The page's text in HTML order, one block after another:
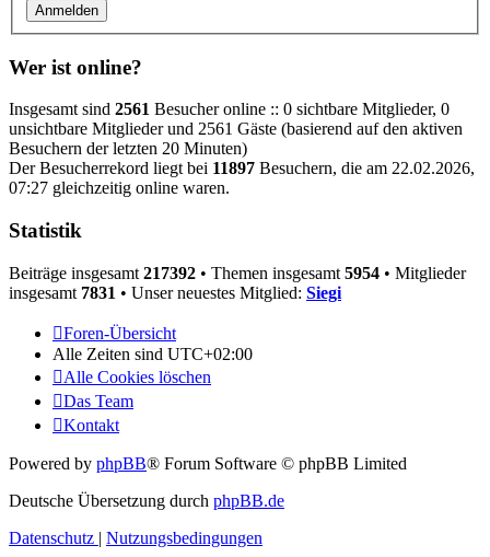
Wer ist online?
Insgesamt sind 2561 Besucher online :: 0 sichtbare Mitglieder, 0
unsichtbare Mitglieder und 2561 Gäste (basierend auf den aktiven
Besuchern der letzten 20 Minuten)
Der Besucherrekord liegt bei 11897 Besuchern, die am 22.02.2026,
07:27 gleichzeitig online waren.
Statistik
Beiträge insgesamt 217392 • Themen insgesamt 5954 • Mitglieder
insgesamt 7831 • Unser neuestes Mitglied: Siegi
Foren-Übersicht
Alle Zeiten sind UTC+02:00
Alle Cookies löschen
Das Team
Kontakt
Powered by phpBB® Forum Software © phpBB Limited
Deutsche Übersetzung durch phpBB.de
Datenschutz | Nutzungsbedingungen